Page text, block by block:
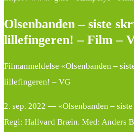
Olsenbanden – siste
lillefingeren! – Film –
Filmanmeldelse «Olsenbanden –
lillefingeren! – VG
2. sep. 2022 — «Olsenbanden –
Regi: Hallvard Bræin. Med: Anders